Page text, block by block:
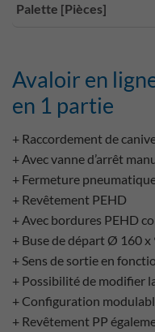
Palette [Pièces]
Avaloir en
en 1 partie
+ Raccordement de
+ Avec vanne d’arrêt
+ Fermeture
+ Revêtement PEHD
+ Avec bordures PEHD
+ Buse de départ Ø 160 x
+ Sens de sortie en
+ Possibilité de modifier
+ Configuration
+ Revêtement PP